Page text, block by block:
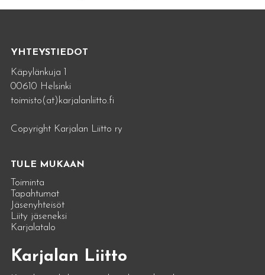
YHTEYSTIEDOT
Käpylänkuja 1
00610 Helsinki
toimisto(at)karjalanliitto.fi
Copyright Karjalan Liitto ry
TULE MUKAAN
Toiminta
Tapahtumat
Jäsenyhteisöt
Liity jäseneksi
Karjalatalo
Karjalan Liitto